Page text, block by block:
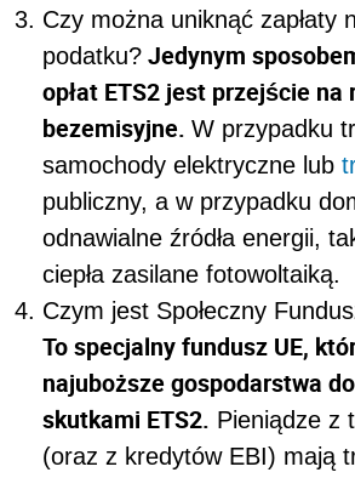
Czy można uniknąć zapłaty
podatku? Jedynym
opłat ETS2 jest przejście na
bezemisyjne. W przypadku
samochody elektryczne lub
publiczny, a w przypadku
odnawialne źródła energii,
ciepła zasilane fotowoltaiką.
Czym jest Społeczny
To specjalny fundusz UE,
najuboższe gospodarstwa
skutkami ETS2. Pieniądze z
(oraz z kredytów EBI) mają